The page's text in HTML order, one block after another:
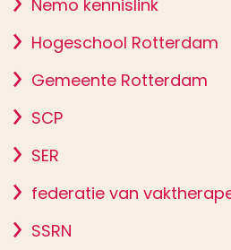
Nemo kennislink
Hogeschool Rotterdam
Gemeente Rotterdam
SCP
SER
federatie van
SSRN